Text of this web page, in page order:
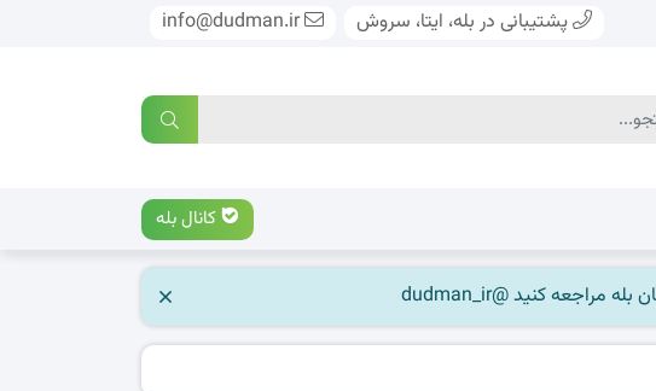
پشتیبانی در بله، ایتا، سروش info@dudman.ir
کانال بله